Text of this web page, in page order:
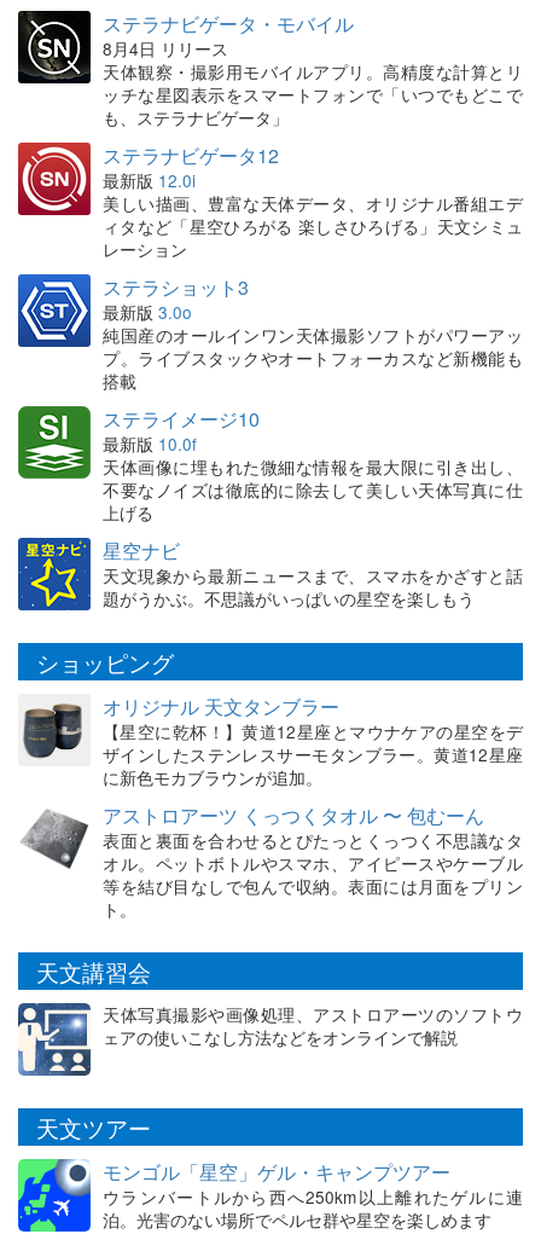
ステラナビゲータ・モバイル
8月4日 リリース
天体観察・撮影用モバイルアプリ。高精度な計算とリ
ッチな星図表示をスマートフォンで「いつでもどこで
も、ステラナビゲータ」
ステラナビゲータ12
最新版 12.0i
美しい描画、豊富な天体データ、オリジナル番組エデ
ィタなど「星空ひろがる 楽しさひろげる」天文シミュ
レーション
ステラショット3
最新版 3.0o
純国産のオールインワン天体撮影ソフトがパワーアッ
プ。ライブスタックやオートフォーカスなど新機能も
搭載
ステライメージ10
最新版 10.0f
天体画像に埋もれた微細な情報を最大限に引き出し、
不要なノイズは徹底的に除去して美しい天体写真に仕
上げる
星空ナビ
天文現象から最新ニュースまで、スマホをかざすと話
題がうかぶ。不思議がいっぱいの星空を楽しもう
ショッピング
オリジナル 天文タンブラー
【星空に乾杯！】黄道12星座とマウナケアの星空をデ
ザインしたステンレスサーモタンブラー。黄道12星座
に新色モカブラウンが追加。
アストロアーツ くっつくタオル 〜 包むーん
表面と裏面を合わせるとぴたっとくっつく不思議なタ
オル。ペットボトルやスマホ、アイピースやケーブル
等を結び目なしで包んで収納。表面には月面をプリン
ト。
天文講習会
天体写真撮影や画像処理、アストロアーツのソフトウ
ェアの使いこなし方法などをオンラインで解説
天文ツアー
モンゴル「星空」ゲル・キャンプツアー
ウランバートルから西へ250km以上離れたゲルに連
泊。光害のない場所でペルセ群や星空を楽しめます